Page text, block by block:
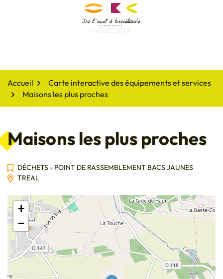
De l'oust à Brocéliande
Accueil
Carte interactive des équipements et services
Maisons les plus proches
Maisons les plus proches
DÉCHETS - POINT DE RASSEMBLEMENT BACS JAUNES
TREAL
+
−